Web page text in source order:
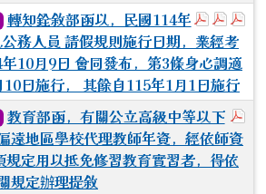
於彈跳
於彈
轉知銓敘部函以，民國114年
務人員 請假規則施行日期，業經考
10月9日 會同發布，第3條身心調適
日施行， 其餘自115年1月1日施行
教育部函，有關公立高級中等以下
遠地區學校代理教師年資，經依師資
定用以抵免修習教育實習者，得依
規定辦理提敘